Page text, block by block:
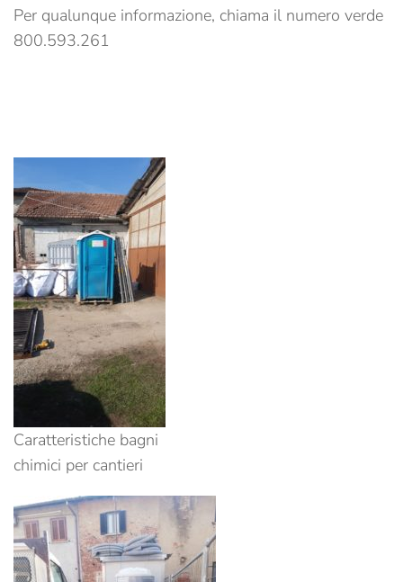
Per qualunque informazione, chiama il numero verde
800.593.261
Caratteristiche bagni
chimici per cantieri